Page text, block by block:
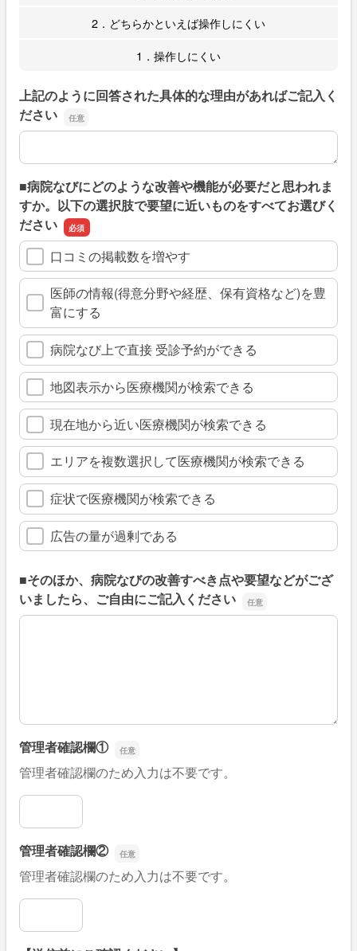
2．どちらかといえば操作しにくい
1．操作しにくい
上記のように回答された具体的な理由があればご記入く
ださい
上記のように回答された具体的な理由があればご記入くだ
■病院なびにどのような改善や機能が必要だと思われま
すか。以下の選択肢で要望に近いものをすべてお選びく
ださい
口コミの掲載数を増やす
医師の情報(得意分野や経歴、保有資格など)を豊
富にする
病院なび上で直接 受診予約ができる
地図表示から医療機関が検索できる
現在地から近い医療機関が検索できる
エリアを複数選択して医療機関が検索できる
症状で医療機関が検索できる
広告の量が過剰である
■そのほか、病院なびの改善すべき点や要望などがござ
いましたら、ご自由にご記入ください
■そのほか、病院なびの改善すべき点や要望などがござい
管理者確認欄①
管理者確認欄のため入力は不要です。
管理者確認欄①
管理者確認欄②
管理者確認欄のため入力は不要です。
管理者確認欄②